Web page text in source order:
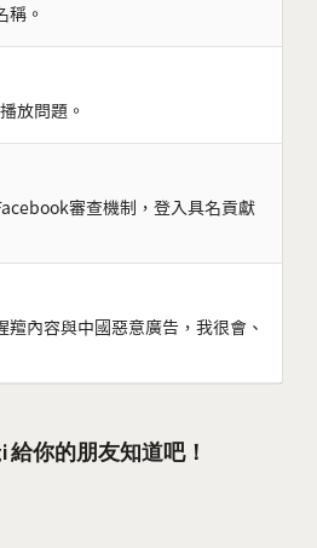
稱。
放問題。
審查機制，登入具名貢獻
內容與中國惡意廣告，我很會、
給你的朋友知道吧！